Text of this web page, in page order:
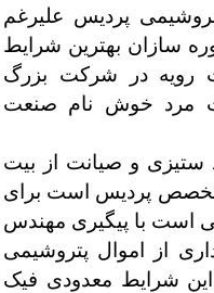
پردیس علیرغم
سازان بهترین شرایط
رویه در شرکت بزرگ
مرد خوش نام صنعت
و صیانت از بیت
متخصص پردیس است برای
است با پیگیری مهندس
از اموال پتروشیمی
شرایط معدودی فیک